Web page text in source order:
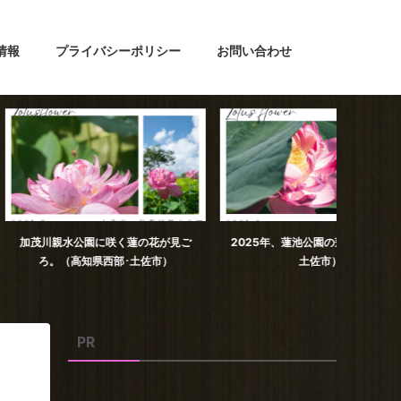
報 プライバシーポリシー お問い合わせ
咲く蓮の花が見ご
西部･土佐市）
2025年、蓮池公園の蓮の花（高知県
PR